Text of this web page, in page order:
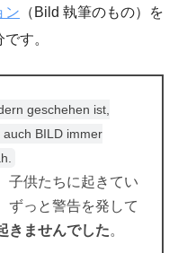
ン （Bild 執筆のもの）を
す。
geschehen ist,
BILD immer
子供たちに起きてい
ずっと警告を発して
きませんでした。